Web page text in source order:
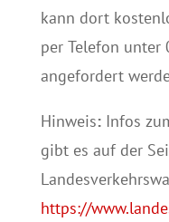
kann dort
per Telefon
angefordert
Hinweis: Infos
gibt es auf der
https://